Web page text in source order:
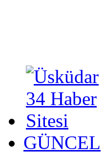
GÜNCEL